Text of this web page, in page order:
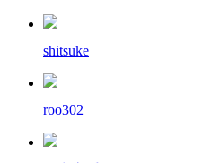
shitsuke
roo302